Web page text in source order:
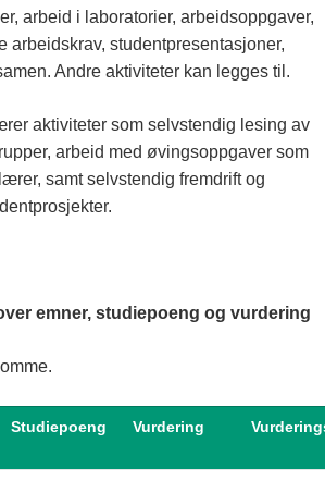
arbeid i laboratorier, arbeidsoppgaver,
arbeidskrav, studentpresentasjoner,
Andre aktiviteter kan legges til.
aktiviteter som selvstendig lesing av
arbeid med øvingsoppgaver som
samt selvstendig fremdrift og
emner, studiepoeng og vurdering
Studiepoeng Vurdering